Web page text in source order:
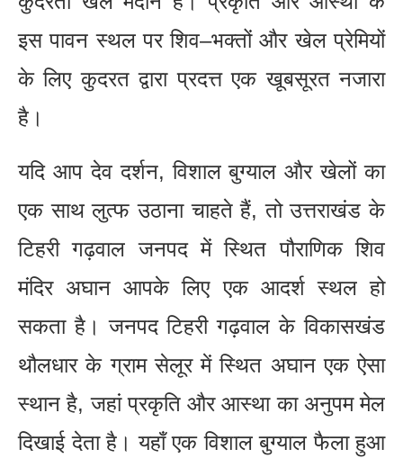
इस पावन स्थल पर शिव–भक्तों और खेल प्रेमियों
के लिए कुदरत द्वारा प्रदत्त एक खूबसूरत नजारा
है।
यदि आप देव दर्शन, विशाल बुग्याल और खेलों का
एक साथ लुत्फ उठाना चाहते हैं, तो उत्तराखंड के
टिहरी गढ़वाल जनपद में स्थित पौराणिक शिव
मंदिर अघान आपके लिए एक आदर्श स्थल हो
सकता है। जनपद टिहरी गढ़वाल के विकासखंड
थौलधार के ग्राम सेलूर में स्थित अघान एक ऐसा
स्थान है, जहां प्रकृति और आस्था का अनुपम मेल
दिखाई देता है। यहाँ एक विशाल बुग्याल फैला हुआ